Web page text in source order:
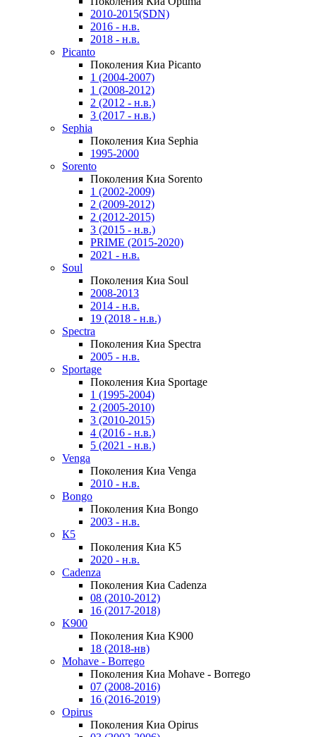
2010-2015(SDN)
2016 - н.в.
2018 - н.в.
Picanto
Поколения Киа Picanto
1 (2004-2007)
1 (2008-2012)
2 (2012 - н.в.)
3 (2017 - н.в.)
Sephia
Поколения Киа Sephia
1995-2000
Sorento
Поколения Киа Sorento
1 (2002-2009)
2 (2009-2012)
2 (2012-2015)
3 (2015 - н.в.)
PRIME (2015-2020)
2021 - н.в.
Soul
Поколения Киа Soul
2008-2013
2014 - н.в.
19 (2018 - н.в.)
Spectra
Поколения Киа Spectra
2005 - н.в.
Sportage
Поколения Киа Sportage
1 (1995-2004)
2 (2005-2010)
3 (2010-2015)
4 (2016 - н.в.)
5 (2021 - н.в.)
Venga
Поколения Киа Venga
2010 - н.в.
Bongo
Поколения Киа Bongo
2003 - н.в.
К5
Поколения Киа К5
2020 - н.в.
Cadenza
Поколения Киа Cadenza
08 (2010-2012)
16 (2017-2018)
K900
Поколения Киа K900
18 (2018-нв)
Mohave - Borrego
Поколения Киа Mohave - Borrego
07 (2008-2016)
16 (2016-2019)
Opirus
Поколения Киа Opirus